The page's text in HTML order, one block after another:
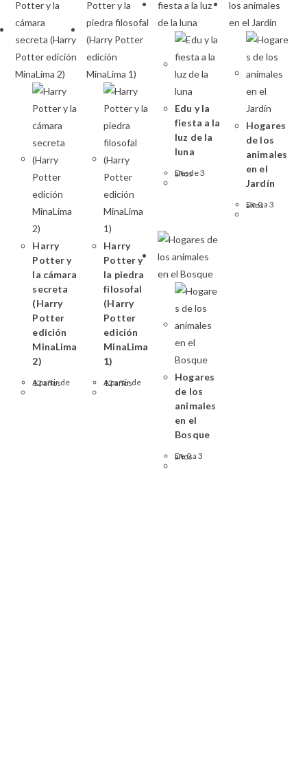
Harry
Potter y
la cámara
secreta
(Harry
Potter
edición
MinaLima
2)
A partir de 12 años
Harry
Potter y
la piedra
filosofal
(Harry
Potter
edición
MinaLima
1)
A partir de 12 años
Edu y la
fiesta a la
luz de la
luna
Desde 3 años
Hogares
de los
animales
en el
Jardín
De 0 a 3 años
Hogares
de los
animales
en el
Bosque
De 0 a 3 años